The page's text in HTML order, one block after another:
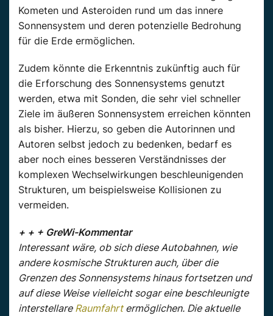
Kometen und Asteroiden rund um das innere
Sonnensystem und deren potenzielle Bedrohung
für die Erde ermöglichen.
Zudem könnte die Erkenntnis zukünftig auch für
die Erforschung des Sonnensystems genutzt
werden, etwa mit Sonden, die sehr viel schneller
Ziele im äußeren Sonnensystem erreichen könnten
als bisher. Hierzu, so geben die Autorinnen und
Autoren selbst jedoch zu bedenken, bedarf es
aber noch eines besseren Verständnisses der
komplexen Wechselwirkungen beschleunigenden
Strukturen, um beispielsweise Kollisionen zu
vermeiden.
+ + + GreWi-Kommentar
Interessant wäre, ob sich diese Autobahnen, wie
andere kosmische Strukturen auch, über die
Grenzen des Sonnensystems hinaus fortsetzen und
auf diese Weise vielleicht sogar eine beschleunigte
interstellare Raumfahrtermöglichen. Die aktuelle